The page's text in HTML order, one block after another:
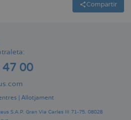
Compartir
00
| Allotjament
S.A.P. Gran Via Carles III 71-75. 08028